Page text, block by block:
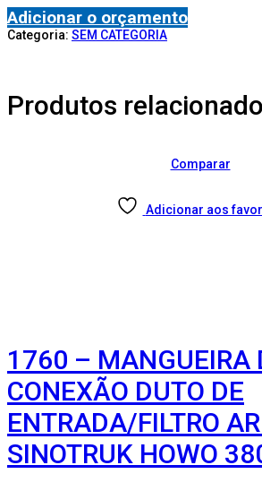
Adicionar o orçamento
Categoria: SEM CATEGORIA
Produtos
Comparar
Adicionar aos
1760 – MANGUEIRA
CONEXÃO DUTO DE
ENTRADA/FILTRO
SINOTRUK HOWO